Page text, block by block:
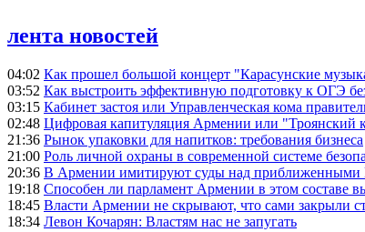
лента новостей
04:02 Как прошел большой концерт "Карасунские
03:52 Как выстроить эффективную подготовку к ОГЭ
03:15 Кабинет застоя или Управленческая кома
02:48 Цифровая капитуляция Армении или "Троянский
21:36 Рынок упаковки для напитков: требования бизнеса
21:00 Роль личной охраны в современной системе
20:36 В Армении имитируют суды над приближенными
19:18 Способен ли парламент Армении в этом составе
18:45 Власти Армении не скрывают, что сами закрыли
18:34 Левон Кочарян: Властям нас не запугать